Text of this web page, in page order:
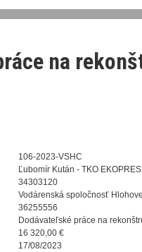
na
106-2023-VSHC
Ľubomír Kután - TKO
34303120
Vodárenská spoločnosť
36255556
Dodávateľské práce na
16 320,00 €
17/08/2023